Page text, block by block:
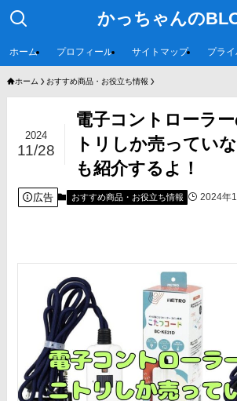
かっちゃんの
ホーム プロフィール サイトマップ プラ
ホーム おすすめ商品・お役立ち情報
電子コントローラ
トリしか売ってい
も紹介するよ！
2024
11/28
広告 おすすめ商品・お役立ち情報 2024年